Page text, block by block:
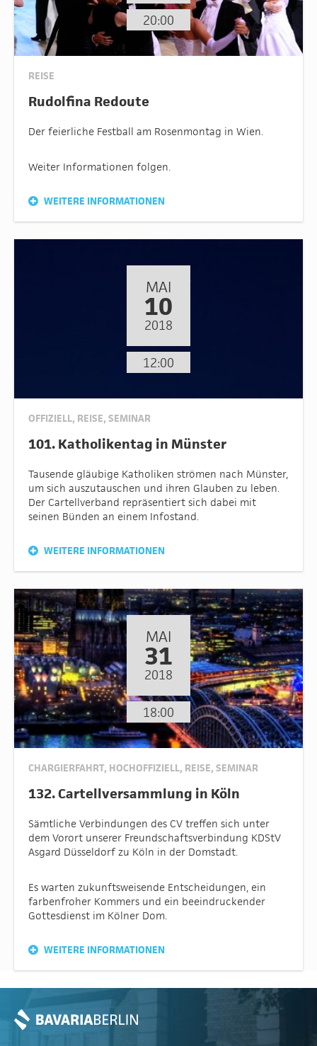
20:00
REISE
Rudolfina Redoute
Der feierliche Festball am Rosenmontag in Wien.
Weiter Informationen folgen.
WEITERE INFORMATIONEN
MAI
10
2018
12:00
OFFIZIELL, REISE, SEMINAR
101. Katholikentag in Münster
Tausende gläubige Katholiken strömen nach Münster,
um sich auszutauschen und ihren Glauben zu leben.
Der Cartellverband repräsentiert sich dabei mit
seinen Bünden an einem Infostand.
WEITERE INFORMATIONEN
MAI
31
2018
18:00
CHARGIERFAHRT, HOCHOFFIZIELL, REISE, SEMINAR
132. Cartellversammlung in Köln
Sämtliche Verbindungen des CV treffen sich unter
dem Vorort unserer Freundschaftsverbindung KDStV
Asgard Düsseldorf zu Köln in der Domstadt.
Es warten zukunftsweisende Entscheidungen, ein
farbenfroher Kommers und ein beeindruckender
Gottesdienst im Kölner Dom.
WEITERE INFORMATIONEN